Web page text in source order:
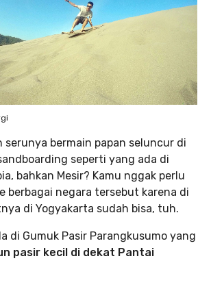
serunya bermain papan seluncur di
seperti yang ada di
bahkan Mesir? Kamu nggak perlu
berbagai negara tersebut karena di
di Yogyakarta sudah bisa, tuh.
di Gumuk Pasir Parangkusumo yang
pasir kecil di dekat Pantai